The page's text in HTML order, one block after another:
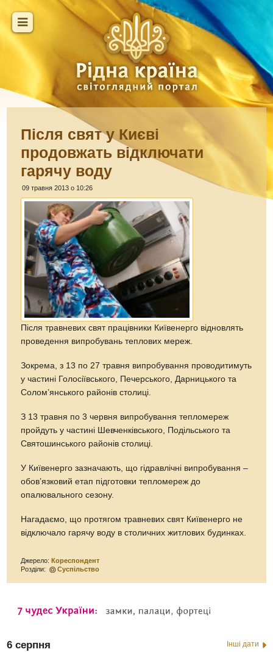
Після свят у Києві
продовжать відключати
гарячу воду
09 травня 2013 о 10:26
Після травневих свят працівники Київенерго відновлять
проведення випробувань теплових мереж.
Зокрема, з 13 по 27 травня випробування проводитимуть
у частині Голосіївського, Печерського, Дарницького та
Солом’янського районів столиці.
З 13 травня по 3 червня випробування тепломереж
пройдуть у частині Шевченківського, Подільського та
Святошинського районів столиці.
У Київенерго зазначають, що гідравлічні випробування –
обов’язковий етап підготовки тепломереж до
опалювального сезону.
Нагадаємо, що протягом травневих свят Київенерго не
відключало гарячу воду в столичних житлових будинках.
Джерело:Кореспондент
Розділи:
Суспільство
6 серпня Інші дати